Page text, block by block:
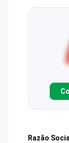
Razão Social